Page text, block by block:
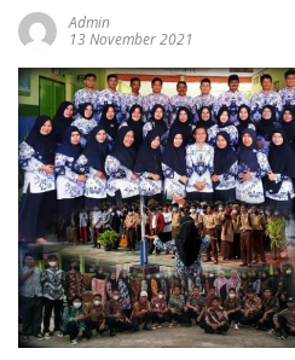
Admin
13 November 2021